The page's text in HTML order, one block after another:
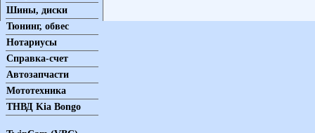
Шины, диски
Тюнинг, обвес
Нотариусы
Справка-счет
Автозапчасти
Мототехника
ТНВД Kia Bongo